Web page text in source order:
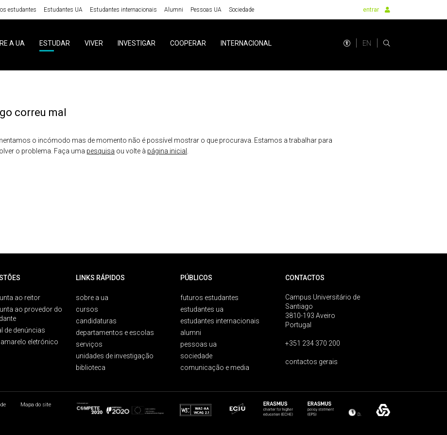
estudantes Estudantes UA Estudantes internacionais Alumni Pessoas UA Sociedade entrar
A UA ESTUDAR VIVER INVESTIGAR COOPERAR INTERNACIONAL EN
correu mal
o incómodo mas de momento não é possível mostrar o que procurava. Estamos a trabalhar para
o problema. Faça uma pesquisa ou volte à página inicial
ao reitor
ao provedor do
de denúncias
amarelo eletrónico
LINKS RÁPIDOS
sobre a ua
cursos
candidaturas
departamentos e escolas
serviços
unidades de investigação
biblioteca
PÚBLICOS
futuros estudantes
estudantes ua
estudantes internacionais
alumni
pessoas ua
sociedade
comunicação e media
CONTACTOS
Campus Universitário de
Santiago
3810-193 Aveiro
Portugal
+351 234 370 200
contactos gerais
Mapa do site